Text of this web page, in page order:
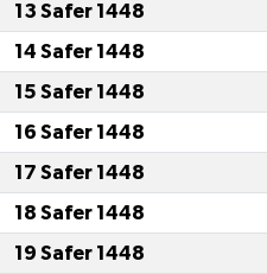
13 Safer 1448
14 Safer 1448
15 Safer 1448
16 Safer 1448
17 Safer 1448
18 Safer 1448
19 Safer 1448